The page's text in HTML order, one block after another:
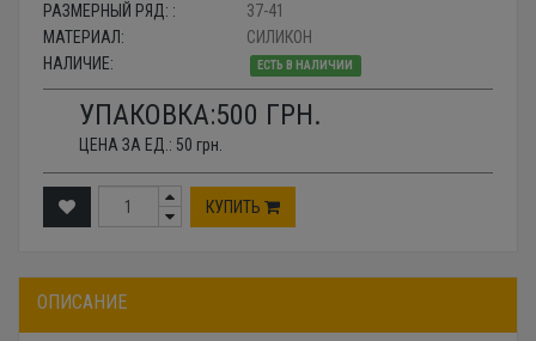
РАЗМЕРНЫЙ РЯД: :
37-41
МАТЕРИАЛ:
СИЛИКОН
НАЛИЧИЕ:
ЕСТЬ В НАЛИЧИИ
УПАКОВКА:500 ГРН.
ЦЕНА ЗА ЕД.: 50 грн.
КУПИТЬ
ОПИСАНИЕ